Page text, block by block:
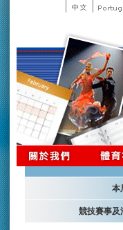
本
競技賽事及